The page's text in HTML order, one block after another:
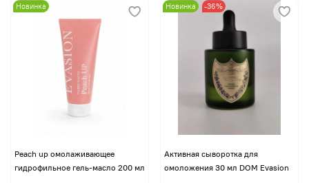
Новинка
Peach up омолаживающее
гидрофильное гель-масло 200 мл
Новинка -36%
Активная сыворотка для
омоложения 30 мл DOM Evasion